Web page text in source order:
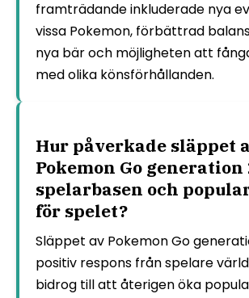
framträdande inkluderade nya
vissa Pokemon, förbättrad
nya bär och möjligheten att
med olika könsförhållanden.
Hur påverkade släppet
Pokemon Go generation
spelarbasen och
för spelet?
Släppet av Pokemon Go
positiv respons från spelare
bidrog till att återigen öka